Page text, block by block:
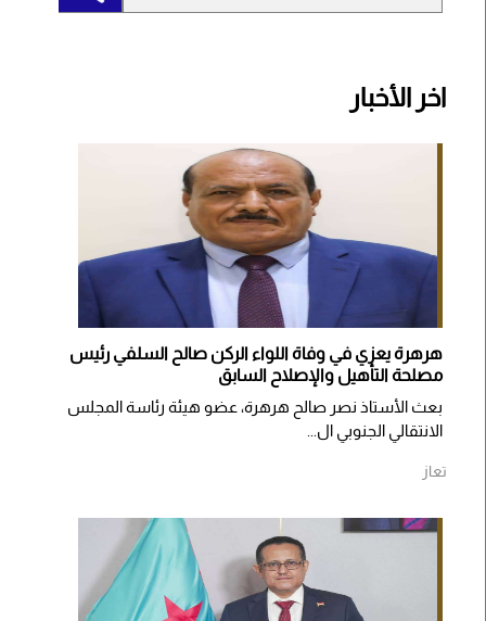
اخر الأخبار
هرهرة يعزي في وفاة اللواء الركن صالح السلفي رئيس
مصلحة التأهيل والإصلاح السابق
بعث الأستاذ نصر صالح هرهرة، عضو هيئة رئاسة المجلس
الانتقالي الجنوبي ال...
تعاز